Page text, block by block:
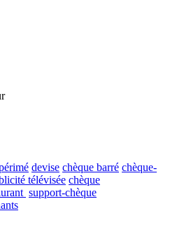
devise chèque barré chèque-
télévisée chèque
support-chèque